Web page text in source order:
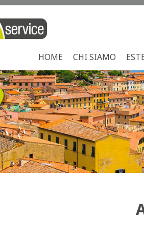
HOME CHI SIAMO